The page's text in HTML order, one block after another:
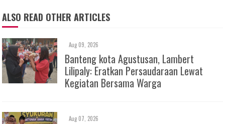
ALSO READ OTHER ARTICLES
Aug 09, 2026
Banteng kota Agustusan, Lambert
Lilipaly: Eratkan Persaudaraan Lewat
Kegiatan Bersama Warga
Aug 07, 2026